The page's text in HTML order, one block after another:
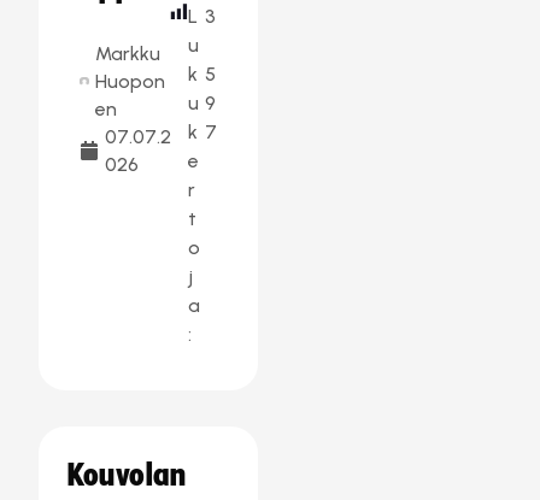
Markku
Huopon
en
07.07.2
026
L
u
k
u
k
e
r
t
o
j
a
:
3
5
9
7
Kouvolan